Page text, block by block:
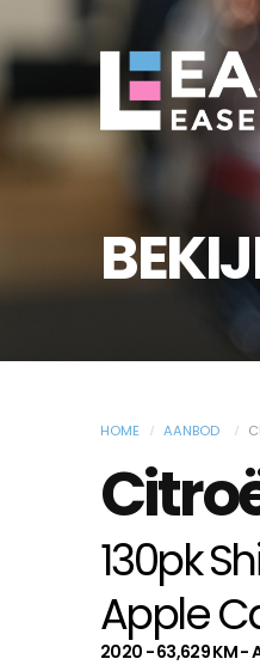
HOME AANBOD
130pk
Apple
2020 - 63,629 KM -